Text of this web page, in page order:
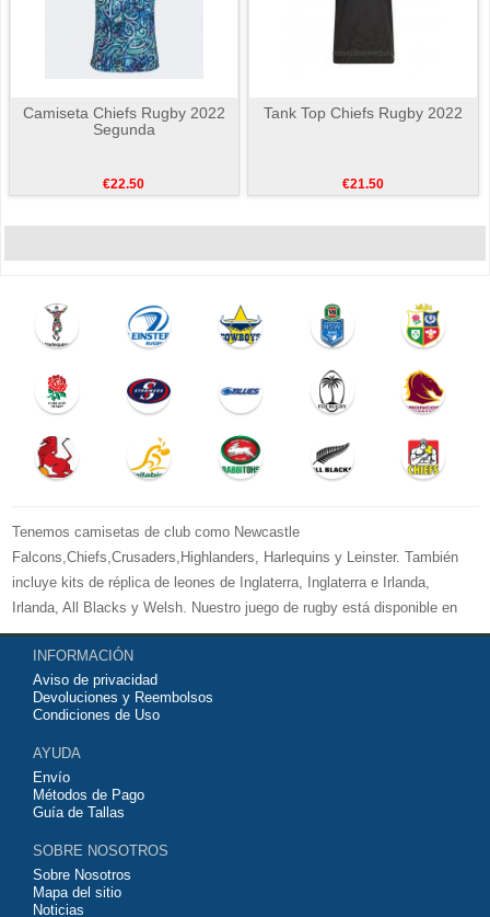
Camiseta Chiefs Rugby 2022
Segunda
€22.50
Tank Top Chiefs Rugby 2022
€21.50
Tenemos camisetas de club como Newcastle
Falcons,Chiefs,Crusaders,Highlanders, Harlequins y Leinster. También
incluye kits de réplica de leones de Inglaterra, Inglaterra e Irlanda,
Irlanda, All Blacks y Welsh. Nuestro juego de rugby está disponible en
versiones para mujeres, hombres y niños. Bienvenido a comprar su
camiseta de rugby 2026 baratas
equipo de club favorito o equipo nacional.
INFORMACIÓN
Aviso de privacidad
Devoluciones y Reembolsos
Condiciones de Uso
AYUDA
Envío
Métodos de Pago
Guía de Tallas
SOBRE NOSOTROS
Sobre Nosotros
Mapa del sitio
Noticias